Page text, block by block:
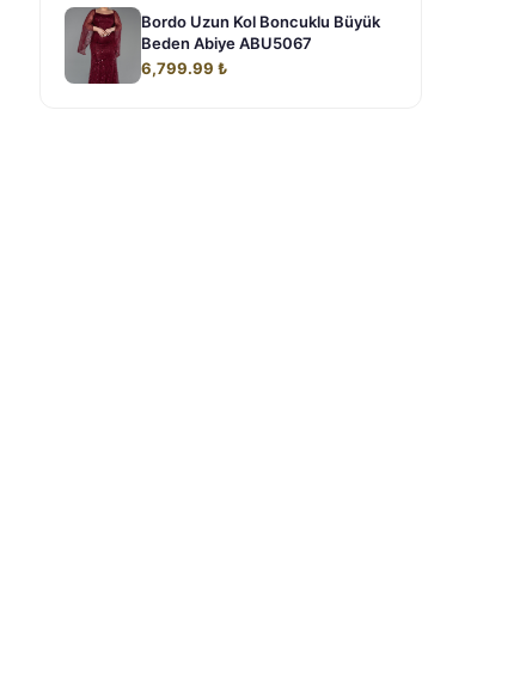
Bordo Uzun Kol Boncuklu Büyük
Beden Abiye ABU5067
6,799.99 ₺